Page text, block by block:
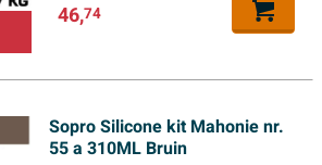
46,74
Sopro Silicone kit Mahonie nr.
55 a 310ML Bruin